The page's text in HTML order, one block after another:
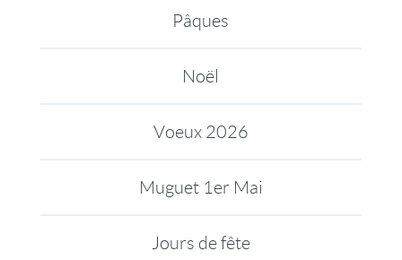
Pâques
Noël
Voeux 2026
Muguet 1er Mai
Jours de fête